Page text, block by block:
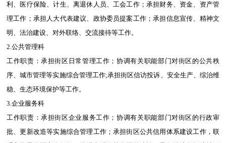
利、医疗保险、计生、离退休人员、工会工作；承担财务、资金、资产管
理工作；承担人大代表建议、政协委员提案工作；承担信息宣传、精神文
明、法治建设、对外联络、交流接待等工作。
2.公共管理科
工作职责：承担街区日常管理工作；协调有关职能部门对街区的公共秩
序、城市管理等实施综合管理工作;承担街区信访投诉、安全生产、综治维
稳、生态环境保护等工作。
3.企业服务科
工作职责：承担街区企业服务工作；协调有关职能部门对街区的行政审
批、更新改造等实施综合管理工作；承担街区公共信用体系建设工作，联